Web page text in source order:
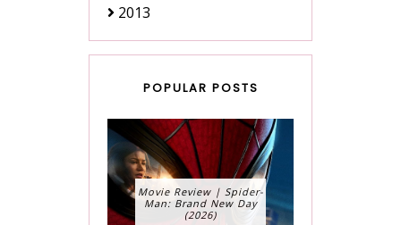
2013
POPULAR POSTS
Movie Review | Spider-
Man: Brand New Day
(2026)